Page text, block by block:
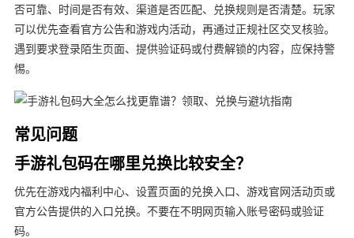
否可靠、时间是否有效、渠道是否匹配、兑换规则是否清楚。玩家
可以优先查看官方公告和游戏内活动，再通过正规社区交叉核验。
遇到要求登录陌生页面、提供验证码或付费解锁的内容，应保持警
惕。
常见问题
手游礼包码在哪里兑换比较安全？
优先在游戏内福利中心、设置页面的兑换入口、游戏官网活动页或
官方公告提供的入口兑换。不要在不明网页输入账号密码或验证
码。